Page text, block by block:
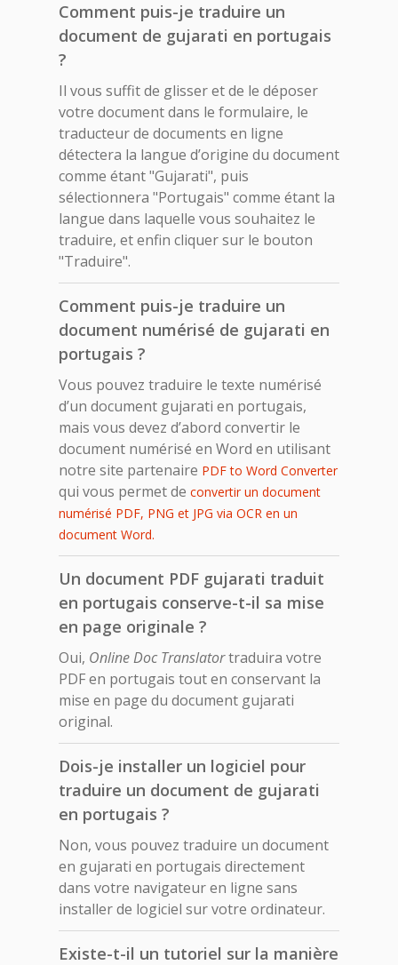
Comment puis-je traduire un
document de gujarati en portugais
?
Il vous suffit de glisser et de le déposer
votre document dans le formulaire, le
traducteur de documents en ligne
détectera la langue d’origine du document
comme étant "Gujarati", puis
sélectionnera "Portugais" comme étant la
langue dans laquelle vous souhaitez le
traduire, et enfin cliquer sur le bouton
"Traduire".
Comment puis-je traduire un
document numérisé de gujarati en
portugais ?
Vous pouvez traduire le texte numérisé
d’un document gujarati en portugais,
mais vous devez d’abord convertir le
document numérisé en Word en utilisant
notre site partenaire PDF to Word Converter
qui vous permet de convertir un document
numérisé PDF, PNG et JPG via OCR en un
document Word.
Un document PDF gujarati traduit
en portugais conserve-t-il sa mise
en page originale ?
Oui, Online Doc Translatortraduira votre
PDF en portugais tout en conservant la
mise en page du document gujarati
original.
Dois-je installer un logiciel pour
traduire un document de gujarati
en portugais ?
Non, vous pouvez traduire un document
en gujarati en portugais directement
dans votre navigateur en ligne sans
installer de logiciel sur votre ordinateur.
Existe-t-il un tutoriel sur la manière